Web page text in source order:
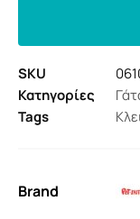
SKU
Κατηγορίες
Tags
Brand